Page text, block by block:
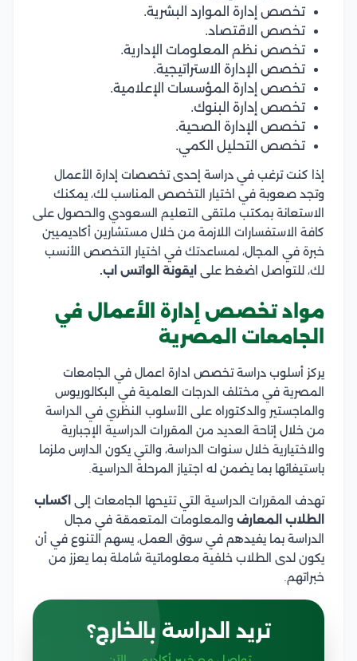
تخصص إدارة الموارد البشرية.
تخصص الاقتصاد.
تخصص نظم المعلومات الإدارية.
تخصص الإدارة الاستراتيجية.
تخصص إدارة المؤسسات الإعلامية.
تخصص إدارة البنوك.
تخصص الإدارة الصحية.
تخصص التحليل الكمي.
إذا كنت ترغب في دراسة إحدى تخصصات إدارة الأعمال
وتجد صعوبة في اختيار التخصص المناسب لك، يمكنك
الاستعانة بمكتب ملتقى التعليم السعودي والحصول على
كافة الاستفسارات اللازمة من خلال مستشارين أكاديميين
خبرة في المجال، لمساعدتك في اختيار التخصص الأنسب
لك، للتواصل اضغط على ايقونة الواتس اب.
مواد تخصص إدارة الأعمال في
الجامعات المصرية
يركز أسلوب دراسة تخصص ادارة اعمال في الجامعات
المصرية في مختلف الدرجات العلمية في البكالوريوس
والماجستير والدكتوراه على الأسلوب النظري في الدراسة
من خلال إتاحة العديد من المقررات الدراسية الإجبارية
والاختيارية خلال سنوات الدراسة، والتي يكون الدارس ملزما
باستيفائها بما يضمن له اجتياز المرحلة الدراسية.
تهدف المقررات الدراسية التي تتيحها الجامعات إلى اكساب
الطلاب المعارف والمعلومات المتعمقة في مجال
الدراسة بما يفيدهم في سوق العمل، يسهم التنوع في أن
يكون لدى الطلاب خلفية معلوماتية شاملة بما يعزز من
خبراتهم.
تريد الدراسة بالخارج؟